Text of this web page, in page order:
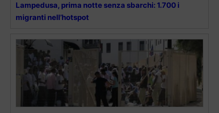
Lampedusa, prima notte senza sbarchi: 1.700 i
migranti nell’hotspot